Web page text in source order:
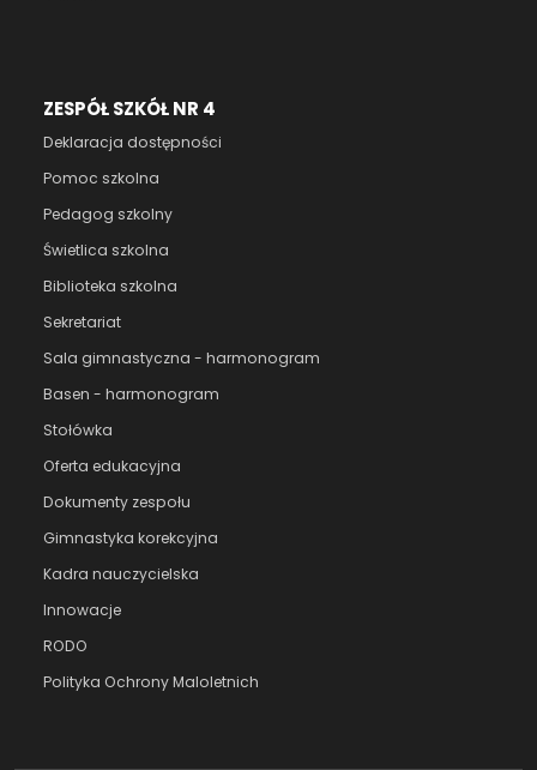
ZESPÓŁ SZKÓŁ NR 4
Deklaracja dostępności
Pomoc szkolna
Pedagog szkolny
Świetlica szkolna
Biblioteka szkolna
Sekretariat
Sala gimnastyczna - harmonogram
Basen - harmonogram
Stołówka
Oferta edukacyjna
Dokumenty zespołu
Gimnastyka korekcyjna
Kadra nauczycielska
Innowacje
RODO
Polityka Ochrony Maloletnich